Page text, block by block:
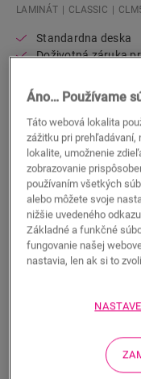
LAMINÁT CLASSIC
Standardna deska
Doživotná záruka
Vodoodolné
24,65EUR/m²
Odporúčaná
Nájdite
Chcete vidieť túto
otázky? Žiadny
okolí predajca
Áno… Používame
Táto webová lokalita
zážitku pri prehľadávaní,
lokalite, umožnenie
zobrazovanie
používaním všetkých
alebo môžete svoje
nižšie uvedeného
Základné a funkčné
fungovanie našej
nastavia, len ak si to